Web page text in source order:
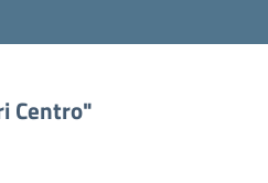
Centro"